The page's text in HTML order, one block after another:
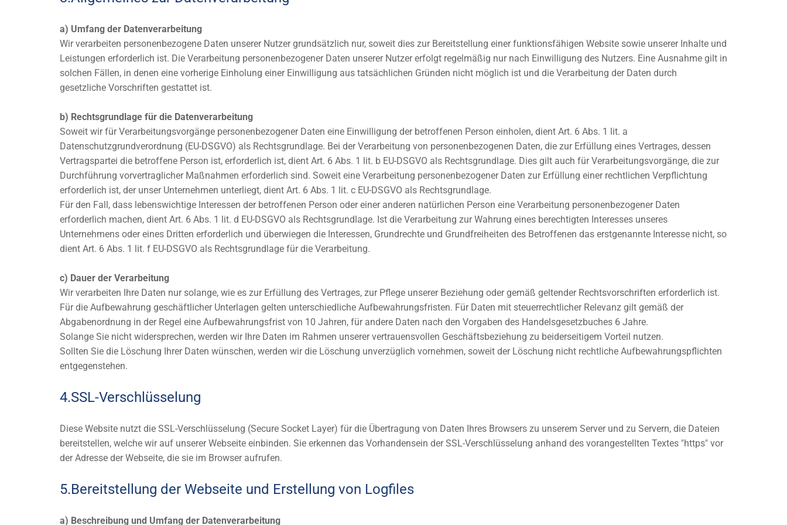
a) Umfang der Datenverarbeitung
Wir verarbeiten personenbezogene Daten unserer Nutzer grundsätzlich nur, soweit dies zur Bereitstellung einer funktionsfähigen Website sowie unserer Inhalte und
Leistungen erforderlich ist. Die Verarbeitung personenbezogener Daten unserer Nutzer erfolgt regelmäßig nur nach Einwilligung des Nutzers. Eine Ausnahme gilt in
solchen Fällen, in denen eine vorherige Einholung einer Einwilligung aus tatsächlichen Gründen nicht möglich ist und die Verarbeitung der Daten durch
gesetzliche Vorschriften gestattet ist.
b) Rechtsgrundlage für die Datenverarbeitung
Soweit wir für Verarbeitungsvorgänge personenbezogener Daten eine Einwilligung der betroffenen Person einholen, dient Art. 6 Abs. 1 lit. a
Datenschutzgrundverordnung (EU-DSGVO) als Rechtsgrundlage. Bei der Verarbeitung von personenbezogenen Daten, die zur Erfüllung eines Vertrages, dessen
Vertragspartei die betroffene Person ist, erforderlich ist, dient Art. 6 Abs. 1 lit. b EU-DSGVO als Rechtsgrundlage. Dies gilt auch für Verarbeitungsvorgänge, die zur
Durchführung vorvertraglicher Maßnahmen erforderlich sind. Soweit eine Verarbeitung personenbezogener Daten zur Erfüllung einer rechtlichen Verpflichtung
erforderlich ist, der unser Unternehmen unterliegt, dient Art. 6 Abs. 1 lit. c EU-DSGVO als Rechtsgrundlage.
Für den Fall, dass lebenswichtige Interessen der betroffenen Person oder einer anderen natürlichen Person eine Verarbeitung personenbezogener Daten
erforderlich machen, dient Art. 6 Abs. 1 lit. d EU-DSGVO als Rechtsgrundlage. Ist die Verarbeitung zur Wahrung eines berechtigten Interesses unseres
Unternehmens oder eines Dritten erforderlich und überwiegen die Interessen, Grundrechte und Grundfreiheiten des Betroffenen das erstgenannte Interesse nicht, so
dient Art. 6 Abs. 1 lit. f EU-DSGVO als Rechtsgrundlage für die Verarbeitung.
c) Dauer der Verarbeitung
Wir verarbeiten Ihre Daten nur solange, wie es zur Erfüllung des Vertrages, zur Pflege unserer Beziehung oder gemäß geltender Rechtsvorschriften erforderlich ist.
Für die Aufbewahrung geschäftlicher Unterlagen gelten unterschiedliche Aufbewahrungsfristen. Für Daten mit steuerrechtlicher Relevanz gilt gemäß der
Abgabenordnung in der Regel eine Aufbewahrungsfrist von 10 Jahren, für andere Daten nach den Vorgaben des Handelsgesetzbuches 6 Jahre.
Solange Sie nicht widersprechen, werden wir Ihre Daten im Rahmen unserer vertrauensvollen Geschäftsbeziehung zu beiderseitigem Vorteil nutzen.
Sollten Sie die Löschung Ihrer Daten wünschen, werden wir die Löschung unverzüglich vornehmen, soweit der Löschung nicht rechtliche Aufbewahrungspflichten
entgegenstehen.
4.SSL-Verschlüsselung
Diese Website nutzt die SSL-Verschlüsselung (Secure Socket Layer) für die Übertragung von Daten Ihres Browsers zu unserem Server und zu Servern, die Dateien
bereitstellen, welche wir auf unserer Webseite einbinden. Sie erkennen das Vorhandensein der SSL-Verschlüsselung anhand des vorangestellten Textes "https" vor
der Adresse der Webseite, die sie im Browser aufrufen.
5.Bereitstellung der Webseite und Erstellung von Logfiles
a) Beschreibung und Umfang der Datenverarbeitung